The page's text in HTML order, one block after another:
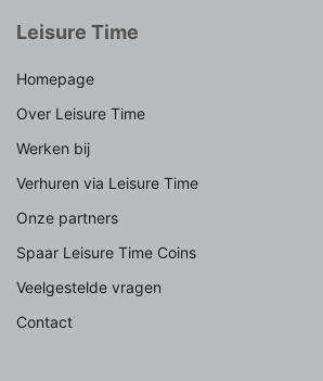
Leisure Time
Homepage
Over Leisure Time
Werken bij
Verhuren via Leisure Time
Onze partners
Spaar Leisure Time Coins
Veelgestelde vragen
Contact